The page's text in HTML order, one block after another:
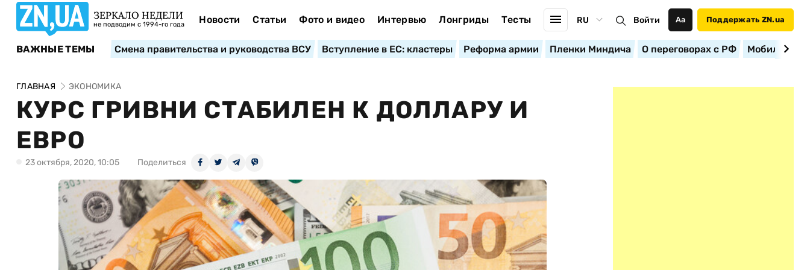
ЗЕРКАЛО НЕДЕЛИ
не подводим с 1994-го года Новости Статьи Фото и видео Интервью Лонгриды Тесты RU Войти Аа Поддержать ZN.ua
ВАЖНЫЕ ТЕМЫ Смена правительства и руководства ВСУ Вступление в ЕС: кластеры Реформа армии Пленки Миндича О переговорах с РФ
ГЛАВНАЯ ЭКОНОМИКА
КУРС ГРИВНИ СТАБИЛЕН К ДОЛЛАРУ И
ЕВРО
23 октября, 2020, 10:05 Поделиться